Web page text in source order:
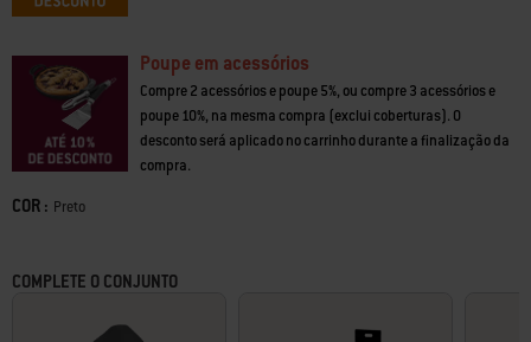
Poupe em acessórios
Compre 2 acessórios e poupe 5%, ou compre 3 acessórios e
poupe 10%, na mesma compra (exclui coberturas). O
desconto será aplicado no carrinho durante a finalização da
compra.
Color
COR : Preto
COMPLETE O CONJUNTO